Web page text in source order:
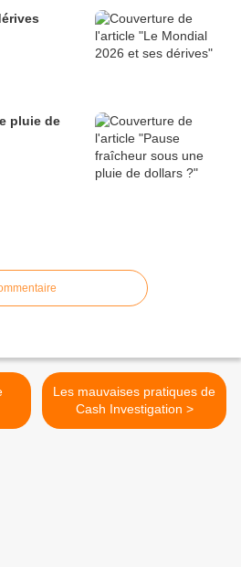
pluie de
Les mauvaises pratiques de
Cash Investigation >